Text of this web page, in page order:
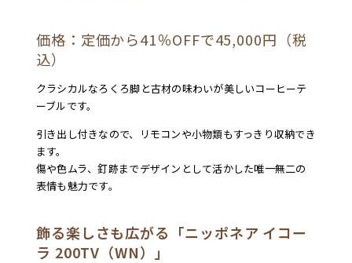
価格：定価から41％OFFで45,000円（税
込）
クラシカルなろくろ脚と古材の味わいが美しいコーヒーテ
ーブルです。
引き出し付きなので、リモコンや小物類もすっきり収納でき
ます。
傷や色ムラ、釘跡までデザインとして活かした唯一無二の
表情も魅力です。
飾る楽しさも広がる「ニッポネア イコー
ラ 200TV（WN）」